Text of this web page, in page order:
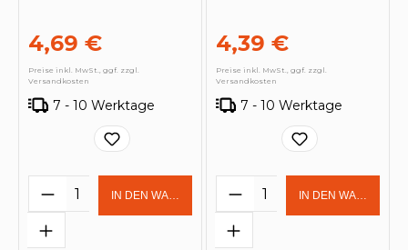
4,69 €
Preise inkl. MwSt., ggf. zzgl.
Versandkosten
7 - 10 Werktage
Produkt Anzahl: Gib den
IN DEN WARENKORB
4,39 €
Preise inkl. MwSt., ggf. zzgl.
Versandkosten
7 - 10 Werktage
Produkt Anzahl:
IN DEN